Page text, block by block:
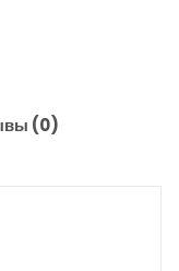
(0)